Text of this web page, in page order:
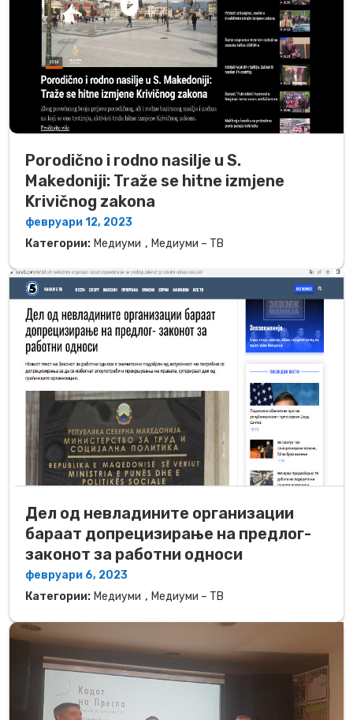
Porodično i rodno nasilje u S.
Makedoniji: Traže se hitne izmjene
Krivičnog zakona
февруари 12, 2023
Категории: Медиуми , Медиуми – ТВ
Дел од невладините организации
бараат допрецизирање на предлог-
законот за работни односи
февруари 6, 2023
Категории: Медиуми , Медиуми – ТВ